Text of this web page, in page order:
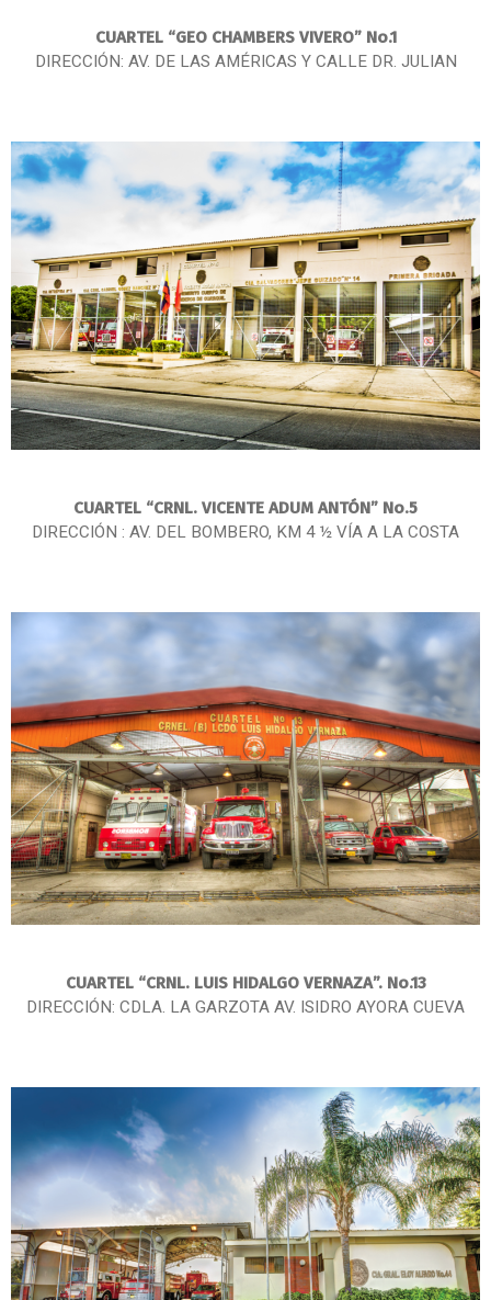
CUARTEL “GEO CHAMBERS VIVERO” No.1
DIRECCIÓN: AV. DE LAS AMÉRICAS Y CALLE DR. JULIAN
CUARTEL “CRNL. VICENTE ADUM ANTÓN” No.5
DIRECCIÓN : AV. DEL BOMBERO, KM 4 ½ VÍA A LA COSTA
CUARTEL “CRNL. LUIS HIDALGO VERNAZA”. No.13
DIRECCIÓN: CDLA. LA GARZOTA AV. ISIDRO AYORA CUEVA